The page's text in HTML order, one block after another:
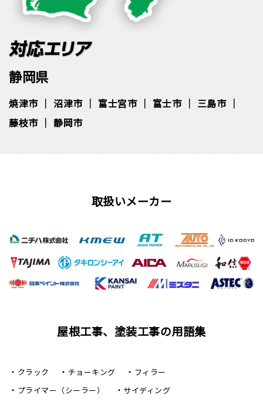
静岡県
焼津市 沼津市 富士宮市 富士市
三島市
藤枝市
静岡市
取扱いメーカー
屋根工事、塗装工事の用語集
クラック チョーキング
フィラー
プライマー（シーラー）
サイディング